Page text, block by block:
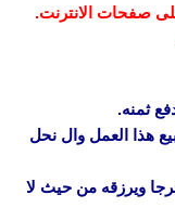
على صفحات الانترنت.
ثمنه.
هذا العمل وال نحل
ويرزقه من حيث لا